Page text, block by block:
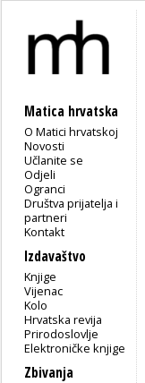
Matica hrvatska
O Matici hrvatskoj
Novosti
Učlanite se
Odjeli
Ogranci
Društva prijatelja i
partneri
Kontakt
Izdavaštvo
Knjige
Vijenac
Kolo
Hrvatska revija
Prirodoslovlje
Elektroničke knjige
Zbivanja